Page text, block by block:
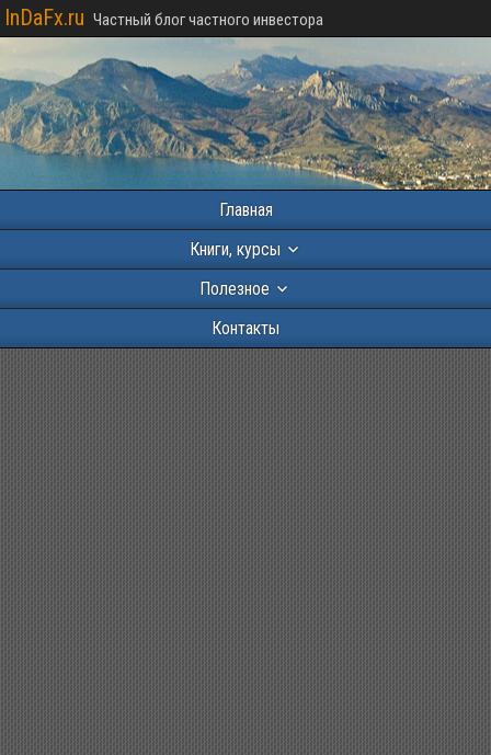
InDaFx.ru Частный блог частного инвестора
Главная
Книги, курсы
Полезное
Контакты